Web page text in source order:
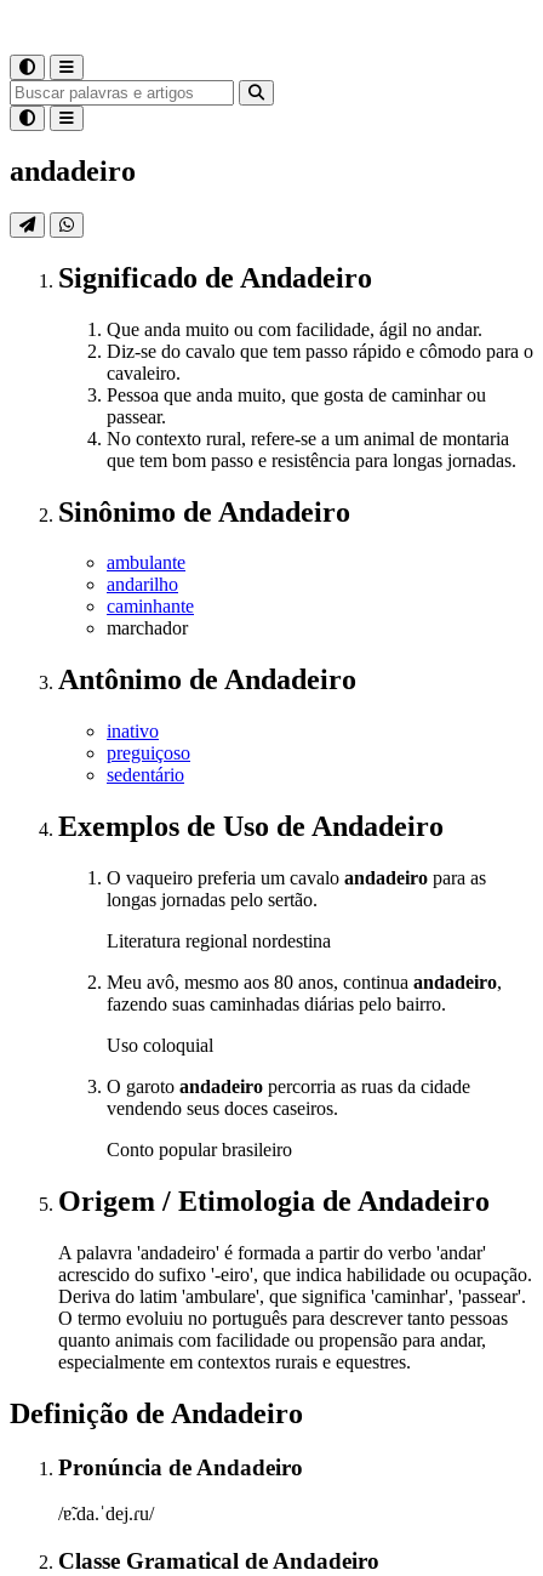
andadeiro
Significado de Andadeiro
Que anda muito ou com facilidade, ágil no andar.
Diz-se do cavalo que tem passo rápido e cômodo para o
cavaleiro.
Pessoa que anda muito, que gosta de caminhar ou
passear.
No contexto rural, refere-se a um animal de montaria
que tem bom passo e resistência para longas jornadas.
Sinônimo de Andadeiro
ambulante
andarilho
caminhante
marchador
Antônimo de Andadeiro
inativo
preguiçoso
sedentário
Exemplos de Uso de Andadeiro
O vaqueiro preferia um cavalo andadeiro para as
longas jornadas pelo sertão.
Literatura regional nordestina
Meu avô, mesmo aos 80 anos, continua andadeiro,
fazendo suas caminhadas diárias pelo bairro.
Uso coloquial
O garoto andadeiro percorria as ruas da cidade
vendendo seus doces caseiros.
Conto popular brasileiro
Origem / Etimologia de Andadeiro
A palavra 'andadeiro' é formada a partir do verbo 'andar'
acrescido do sufixo '-eiro', que indica habilidade ou ocupação.
Deriva do latim 'ambulare', que significa 'caminhar', 'passear'.
O termo evoluiu no português para descrever tanto pessoas
quanto animais com facilidade ou propensão para andar,
especialmente em contextos rurais e equestres.
Definição de Andadeiro
Pronúncia de Andadeiro
/ɐ̃.da.ˈdej.ɾu/
Classe Gramatical de Andadeiro